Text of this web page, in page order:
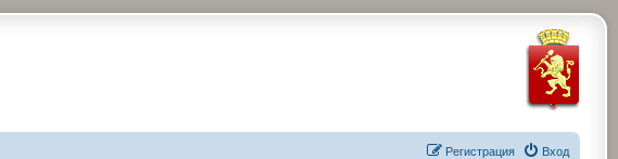
Вход
Регистрация